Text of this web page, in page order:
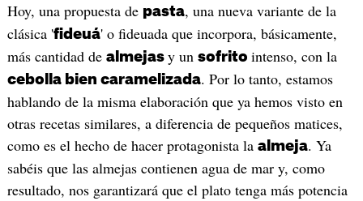
Hoy, una propuesta de pasta, una nueva variante de la
clásica 'fideuá' o fideuada que incorpora, básicamente,
más cantidad de almejas y un sofrito intenso, con la
cebolla bien caramelizada. Por lo tanto, estamos
hablando de la misma elaboración que ya hemos visto en
otras recetas similares, a diferencia de pequeños matices,
como es el hecho de hacer protagonista la almeja. Ya
sabéis que las almejas contienen agua de mar y, como
resultado, nos garantizará que el plato tenga más potencia